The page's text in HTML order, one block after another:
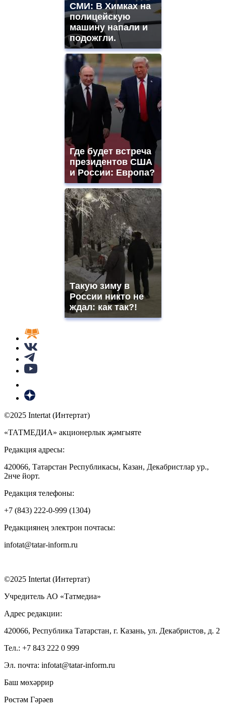
СМИ: В Химках на
полицейскую
машину напали и
подожгли.
Где будет встреча
президентов США
и России: Европа?
Такую зиму в
России никто не
ждал: как так?!
©2025 Intertat (Интертат)
«ТАТМЕДИА» акционерлык җәмгыяте
Редакция адресы:
420066, Татарстан Республикасы, Казан, Декабристлар ур.,
2нче йорт.
Редакция телефоны:
+7 (843) 222-0-999 (1304)
Редакциянең электрон почтасы:
infotat@tatar-inform.ru
©2025 Intertat (Интертат)
Учредитель АО «Татмедиа»
Адрес редакции:
420066, Республика Татарстан, г. Казань, ул. Декабристов, д. 2
Тел.: +7 843 222 0 999
Эл. почта: infotat@tatar-inform.ru
Баш мөхәррир
Рөстәм Гәрәев